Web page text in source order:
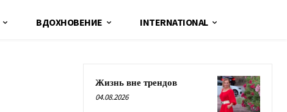
ВДОХНОВЕНИЕ INTERNATIONAL
Жизнь вне трендов
04.08.2026